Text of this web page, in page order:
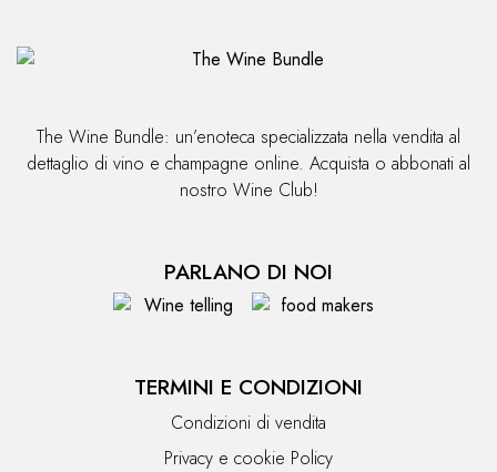
The Wine Bundle: un’enoteca specializzata nella vendita al
dettaglio di vino e champagne online. Acquista o abbonati al
nostro Wine Club!
PARLANO DI NOI
TERMINI E CONDIZIONI
Condizioni di vendita
Privacy e cookie Policy